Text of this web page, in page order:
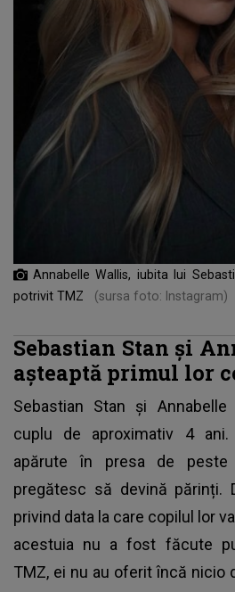
Annabelle Wallis, iubita lui
potrivit TMZ
(sursa foto: Instagram)
Sebastian Stan și
așteaptă primul lor
Sebastian Stan și
cuplu de aproximativ 4 ani.
apărute în presa de
pregătesc să devină părinți.
privind data la care copilul lor
acestuia nu a fost făcute
TMZ, ei nu au oferit încă nicio